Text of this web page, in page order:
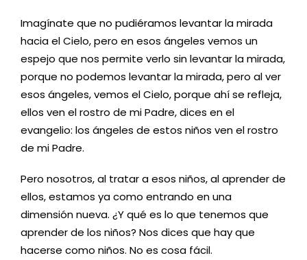
Imagínate que no pudiéramos levantar la mirada
hacia el Cielo, pero en esos ángeles vemos un
espejo que nos permite verlo sin levantar la mirada,
porque no podemos levantar la mirada, pero al ver
esos ángeles, vemos el Cielo, porque ahí se refleja,
ellos ven el rostro de mi Padre, dices en el
evangelio: los ángeles de estos niños ven el rostro
de mi Padre.
Pero nosotros, al tratar a esos niños, al aprender de
ellos, estamos ya como entrando en una
dimensión nueva. ¿Y qué es lo que tenemos que
aprender de los niños? Nos dices que hay que
hacerse como niños. No es cosa fácil.